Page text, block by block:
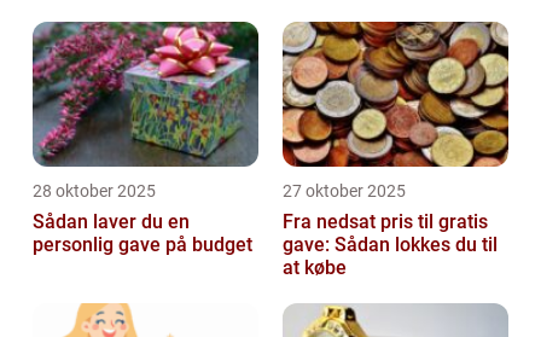
28 oktober 2025
Sådan laver du en
personlig gave på budget
27 oktober 2025
Fra nedsat pris til gratis
gave: Sådan lokkes du til
at købe